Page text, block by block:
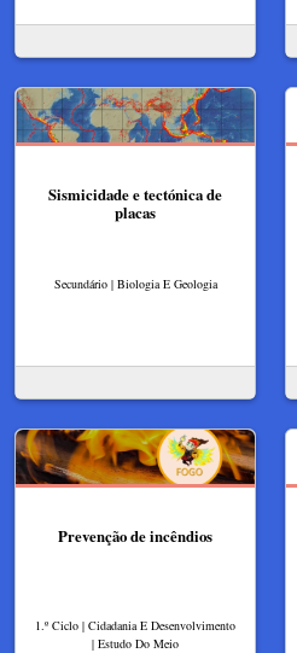
Sismicidade e tectónica de
placas
Secundário | Biologia E Geologia
Prevenção de incêndios
1.º Ciclo | Cidadania E Desenvolvimento
| Estudo Do Meio